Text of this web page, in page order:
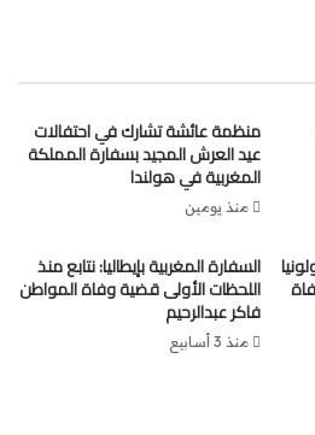
بمهنية السيدة الزاهي، والتي
وهو ما يُعد تجديدًا للثقة التي
وإقرارًا بكفاءتها
وفاء الزاهي عن امتنانها العميق
أنجزته لم يكن ليتحقق لولا روح
مختلف الشركاء والفاعلين في
في فيرونا شاهدًا على بصمتها
منظمة عائشة تشارك في احتفالات
عيد العرش المجيد بسفارة المملكة
المغربية في هولندا
منذ يومين
السفارة المغربية بإيطاليا: نتابع منذ
اللحظات الأولى قضية وفاة المواطن
فاكر عبدالرحيم
منذ 3 أسابيع